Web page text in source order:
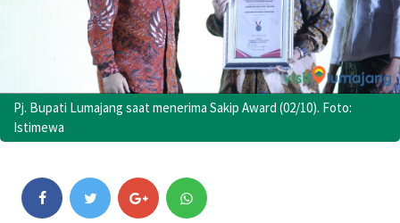
Pj. Bupati Lumajang saat menerima Sakip Award (02/10). Foto:
Istimewa